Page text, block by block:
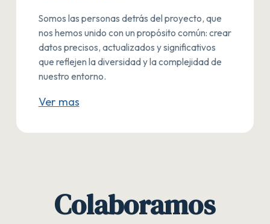
Somos las personas detrás del proyecto, que
nos hemos unido con un propósito común: crear
datos precisos, actualizados y significativos
que reflejen la diversidad y la complejidad de
nuestro entorno.
Ver mas
Colaboramos